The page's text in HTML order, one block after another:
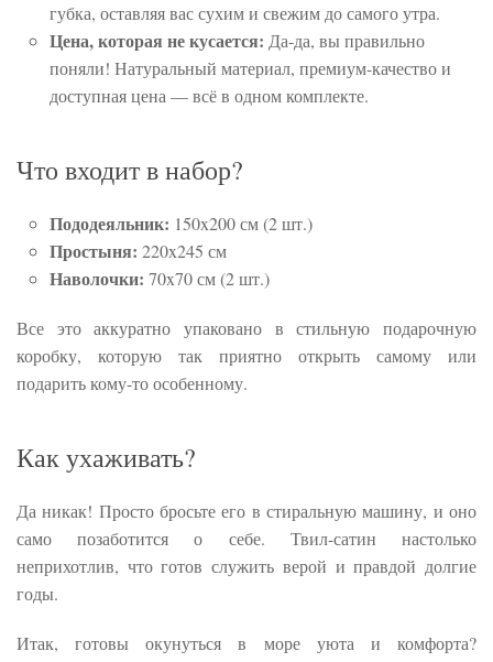
губка, оставляя вас сухим и свежим до самого утра.
Цена, которая не кусается: Да-да, вы правильно
поняли! Натуральный материал, премиум-качество и
доступная цена — всё в одном комплекте.
Что входит в набор?
Пододеяльник: 150x200 см (2 шт.)
Простыня: 220x245 см
Наволочки: 70x70 см (2 шт.)
Все это аккуратно упаковано в стильную подарочную
коробку, которую так приятно открыть самому или
подарить кому-то особенному.
Как ухаживать?
Да никак! Просто бросьте его в стиральную машину, и оно
само позаботится о себе. Твил-сатин настолько
неприхотлив, что готов служить верой и правдой долгие
годы.
Итак, готовы окунуться в море уюта и комфорта?